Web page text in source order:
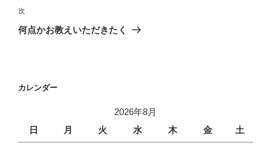
ビ
ゲ
ン
稿
次
の
次
何点かお教えいただきたく
カレンダー
2026年8月
日
月 火 水 木 金 土